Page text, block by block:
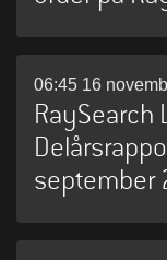
06:45 16
RaySearch
september